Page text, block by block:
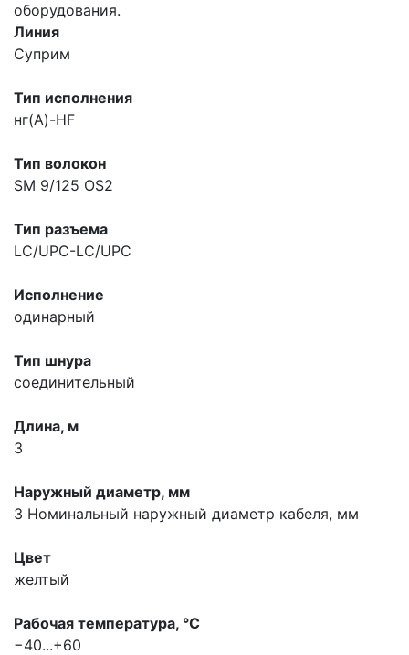
оборудования.
Линия
Суприм
Тип исполнения
нг(A)-HF
Тип волокон
SM 9/125 OS2
Тип разъема
LC/UPC-LC/UPC
Исполнение
одинарный
Тип шнура
соединительный
Длина, м
3
Наружный диаметр, мм
3 Номинальный наружный диаметр кабеля, мм
Цвет
желтый
Рабочая температура, °С
−40...+60